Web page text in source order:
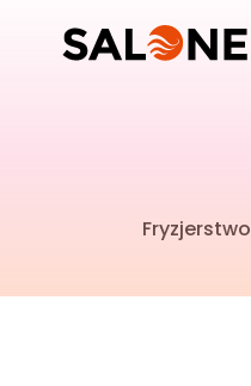
Fryzjerstwo